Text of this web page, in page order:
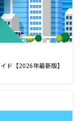
ド【2026年最新版】